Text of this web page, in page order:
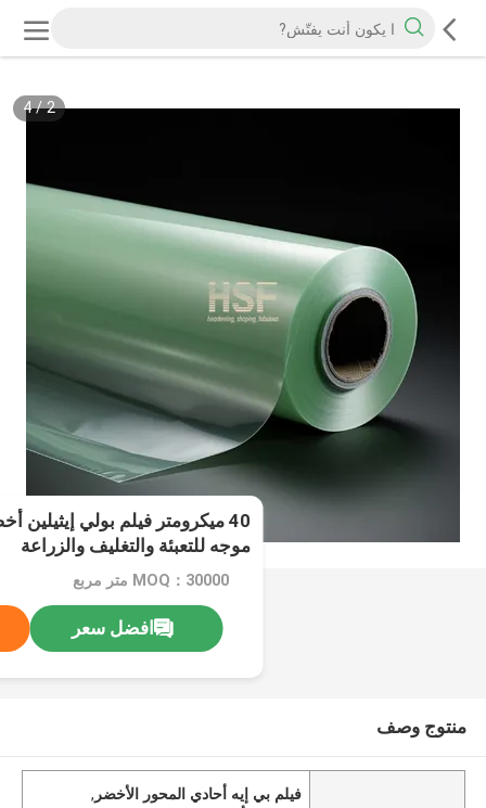
2
/
4
40 ميكرومتر فيلم بولي
موجه للتعبئة والتغليف والزراعة
MOQ：30000 متر مربع
افضل سعر
منتوج وصف
فيلم بي إيه أحادي المحور الأخضر ,